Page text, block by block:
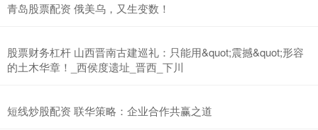
青岛股票配资 俄美乌，又生变数！
股票财务杠杆 山西晋南古建巡礼：只能用&quot;震撼&quot;形容
的土木华章！_西侯度遗址_晋西_下川
短线炒股配资 联华策略：企业合作共赢之道